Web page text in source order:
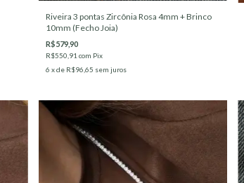
Riveira 3 pontas Zircônia Rosa 4mm + Brinco
10mm (Fecho Joia)
R$579,90
R$550,91 com Pix
6 x de R$96,65 sem juros